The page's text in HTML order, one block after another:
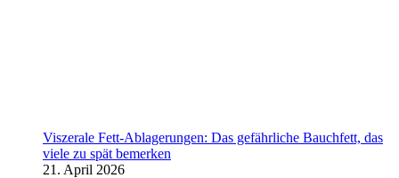
Viszerale Fett-Ablagerungen: Das gefährliche Bauchfett, das
viele zu spät bemerken
21. April 2026